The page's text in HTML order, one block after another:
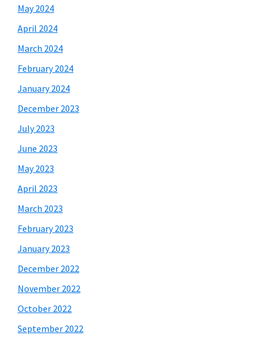
May 2024
April 2024
March 2024
February 2024
January 2024
December 2023
July 2023
June 2023
May 2023
April 2023
March 2023
February 2023
January 2023
December 2022
November 2022
October 2022
September 2022